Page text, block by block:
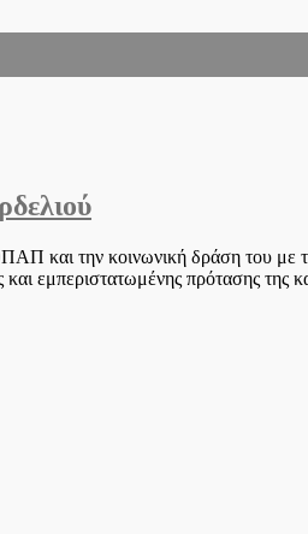
την κοινωνική δράση του με
εμπεριστατωμένης πρότασης της